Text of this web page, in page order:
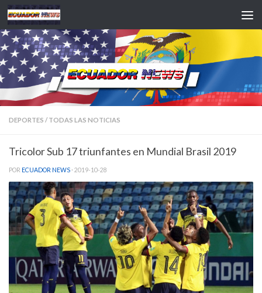
Saltar al contenido
DEPORTES / TODAS LAS NOTICIAS
Tricolor Sub 17 triunfantes en Mundial Brasil 2019
POR ECUADOR NEWS · 2019-10-28